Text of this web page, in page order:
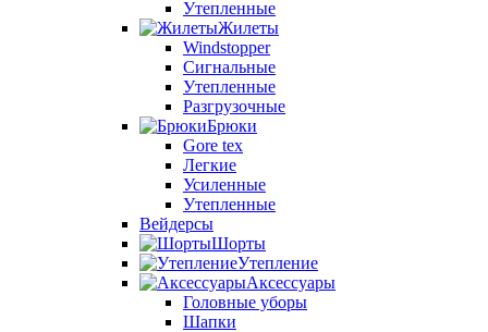
Утепленные
Жилеты
Windstopper
Сигнальные
Утепленные
Разгрузочные
Брюки
Gore tex
Легкие
Усиленные
Утепленные
Вейдерсы
Шорты
Утепление
Аксессуары
Головные уборы
Шапки